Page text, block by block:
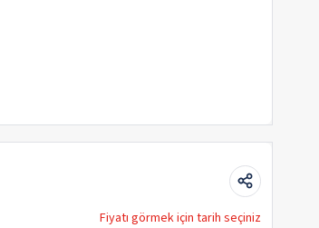
Fiyatı görmek için tarih seçiniz